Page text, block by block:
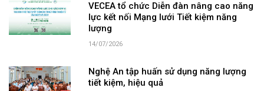
VECEA tổ chức Diễn đàn nâng cao năng
lực kết nối Mạng lưới Tiết kiệm năng
lượng
14/07/2026
Nghệ An tập huấn sử dụng năng lượng
tiết kiệm, hiệu quả